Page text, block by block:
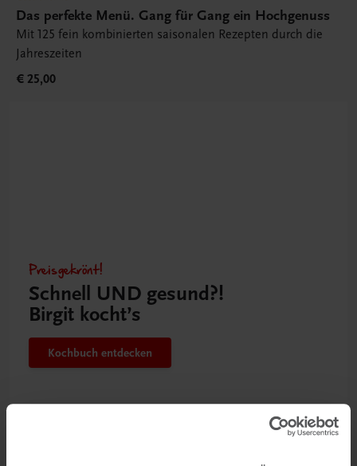
Das perfekte Menü. Gang für Gang ein Hochgenuss
Mit 125 fein kombinierten saisonalen Rezepten durch die
Jahreszeiten
€ 25,00
Preisgekrönt!
Schnell UND gesund?!
Birgit kocht’s
Kochbuch entdecken